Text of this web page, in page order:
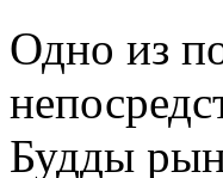
Одно из
Будды